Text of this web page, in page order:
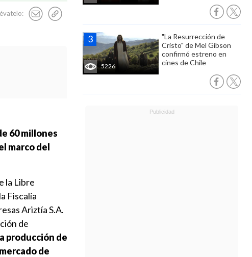
5226
"La Resurrección de
Cristo" de Mel Gibson
confirmó estreno en
cines de Chile
60 millones
marco del
la Libre
Fiscalía
Ariztía S.A.
de
producción de
de